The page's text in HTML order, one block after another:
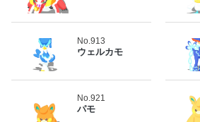
No.913
ウェルカモ
No.921
パモ